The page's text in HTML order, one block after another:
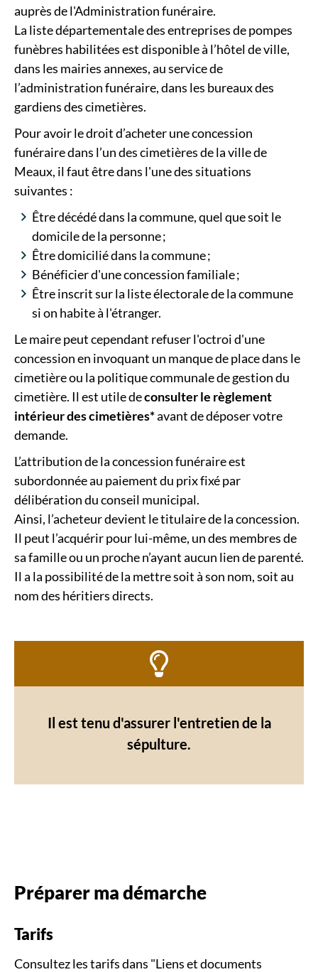
auprès de l'Administration funéraire.
La liste départementale des entreprises de pompes
funèbres habilitées est disponible à l’hôtel de ville,
dans les mairies annexes, au service de
l’administration funéraire, dans les bureaux des
gardiens des cimetières.
Pour avoir le droit d’acheter une concession
funéraire dans l’un des cimetières de la ville de
Meaux, il faut être dans l'une des situations
suivantes :
Être décédé dans la commune, quel que soit le
domicile de la personne ;
Être domicilié dans la commune ;
Bénéficier d'une concession familiale ;
Être inscrit sur la liste électorale de la commune
si on habite à l'étranger.
Le maire peut cependant refuser l'octroi d'une
concession en invoquant un manque de place dans le
cimetière ou la politique communale de gestion du
cimetière. Il est utile deconsulter le règlement
intérieur des cimetières*avant de déposer votre
demande.
L’attribution de la concession funéraire est
subordonnée au paiement du prix fixé par
délibération du conseil municipal.
Ainsi, l’acheteur devient le titulaire de la concession.
Il peut l’acquérir pour lui-même, un des membres de
sa famille ou un proche n’ayant aucun lien de parenté.
Il a la possibilité de la mettre soit à son nom, soit au
nom des héritiers directs.
Il est tenu d'assurer l'entretien de la
sépulture.
Préparer ma démarche
Tarifs
Consultez les tarifs dans "Liens et documents